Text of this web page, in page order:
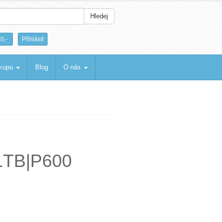
Hledej
0,- Přihlásit
Blog O nás